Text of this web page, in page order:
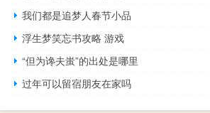
我们都是追梦人春节小品
浮生梦笑忘书攻略 游戏
“但为谗夫蚩”的出处是哪里
过年可以留宿朋友在家吗